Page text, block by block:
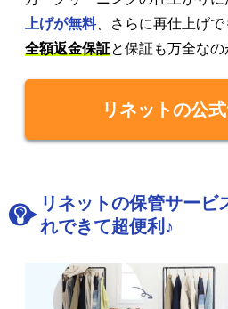
上げが無料、さらに再仕上げ
全額返金保証と保証も万全なの
リネットの公
リネットの保管サービ
れできて超便利♪